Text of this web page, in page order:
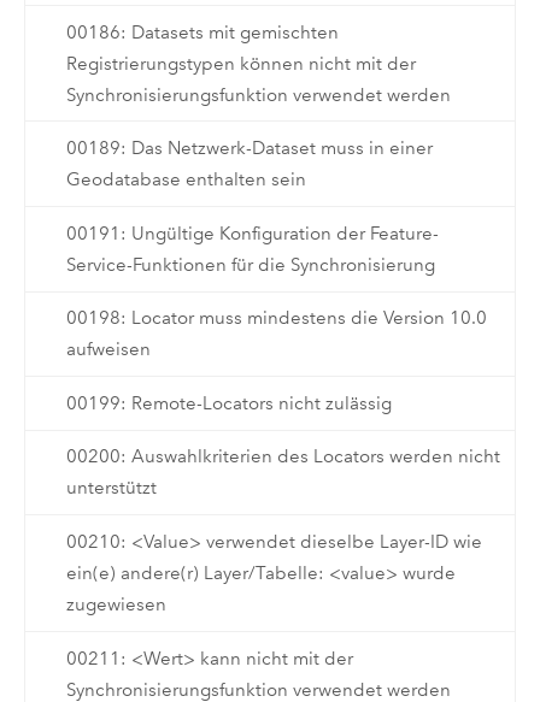
00186: Datasets mit gemischten
Registrierungstypen können nicht mit der
Synchronisierungsfunktion verwendet werden
00189: Das Netzwerk-Dataset muss in einer
Geodatabase enthalten sein
00191: Ungültige Konfiguration der Feature-
Service-Funktionen für die Synchronisierung
00198: Locator muss mindestens die Version 10.0
aufweisen
00199: Remote-Locators nicht zulässig
00200: Auswahlkriterien des Locators werden nicht
unterstützt
00210: <Value> verwendet dieselbe Layer-ID wie
ein(e) andere(r) Layer/Tabelle: <value> wurde
zugewiesen
00211: <Wert> kann nicht mit der
Synchronisierungsfunktion verwendet werden